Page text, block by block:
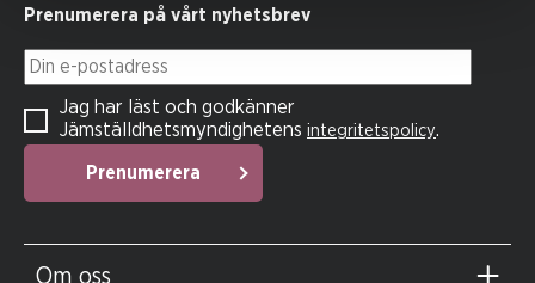
Prenumerera på vårt nyhetsbrev
Din e-postadress
Prenumerera
Jag har läst och godkänner
Jämställdhetsmyndighetens integritetspolicy.
Om oss